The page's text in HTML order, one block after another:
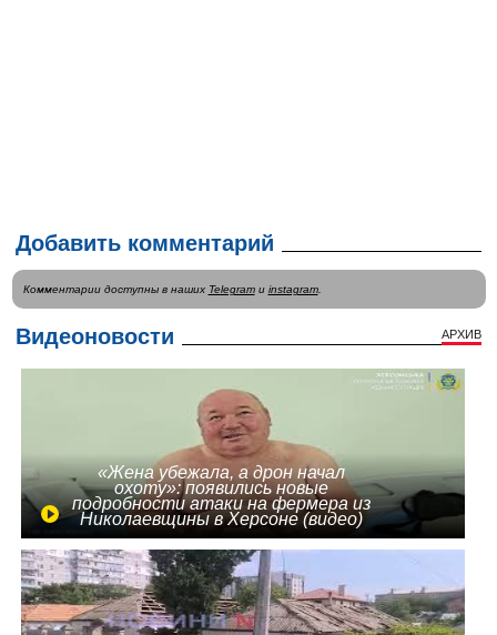
Добавить комментарий
Комментарии доступны в наших Telegramи instagram.
Видеоновости АРХИВ
«Жена убежала, а дрон начал
охоту»: появились новые
подробности атаки на фермера из
Николаевщины в Херсоне (видео)